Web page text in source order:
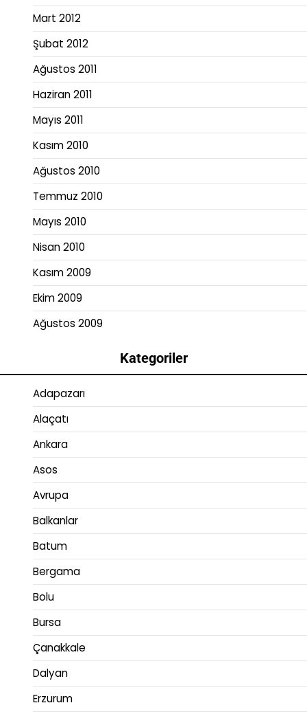
Mart 2012
Şubat 2012
Ağustos 2011
Haziran 2011
Mayıs 2011
Kasım 2010
Ağustos 2010
Temmuz 2010
Mayıs 2010
Nisan 2010
Kasım 2009
Ekim 2009
Ağustos 2009
Kategoriler
Adapazarı
Alaçatı
Ankara
Asos
Avrupa
Balkanlar
Batum
Bergama
Bolu
Bursa
Çanakkale
Dalyan
Erzurum